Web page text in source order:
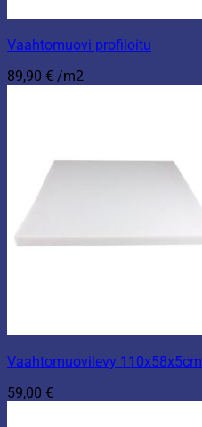
Vaahtomuovi profiloitu
89,90 € /m2
Vaahtomuovilevy 110x58x5cm
59,00 €